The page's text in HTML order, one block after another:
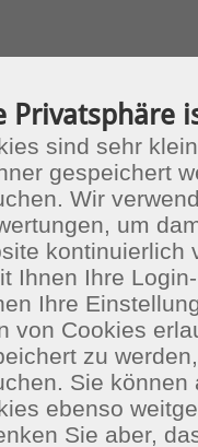
Privatsphäre
sind sehr
gespeichert
Wir
um
kontinuierlich
Ihnen Ihre
Ihre
von Cookies
zu
Sie
ebenso
Sie aber,